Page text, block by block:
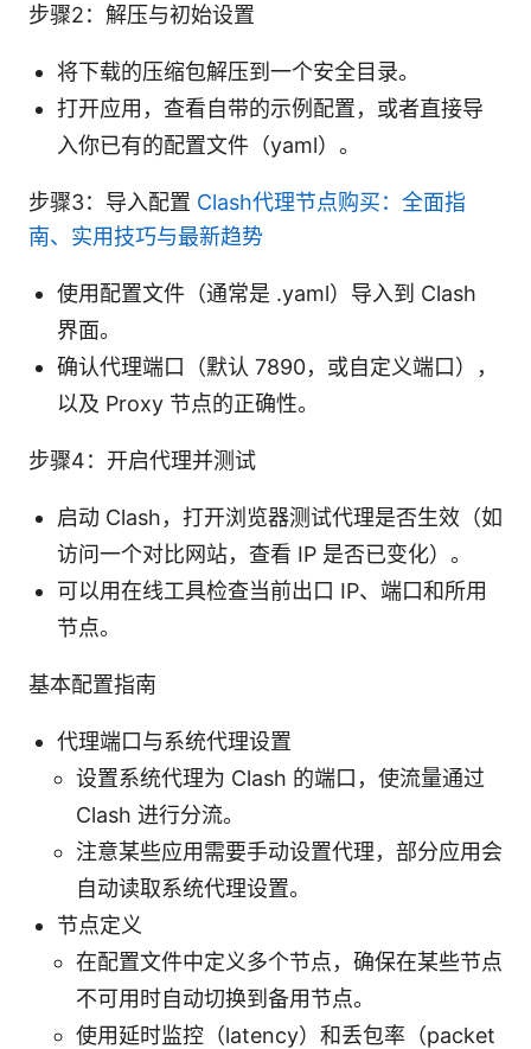
步骤2：解压与初始设置
将下载的压缩包解压到一个安全目录。
打开应用，查看自带的示例配置，或者直接导
入你已有的配置文件（yaml）。
步骤3：导入配置 Clash代理节点购买：全面指
南、实用技巧与最新趋势
使用配置文件（通常是 .yaml）导入到 Clash
界面。
确认代理端口（默认 7890，或自定义端口），
以及 Proxy 节点的正确性。
步骤4：开启代理并测试
启动 Clash，打开浏览器测试代理是否生效（如
访问一个对比网站，查看 IP 是否已变化）。
可以用在线工具检查当前出口 IP、端口和所用
节点。
基本配置指南
代理端口与系统代理设置
设置系统代理为 Clash 的端口，使流量通过
Clash 进行分流。
注意某些应用需要手动设置代理，部分应用会
自动读取系统代理设置。
节点定义
在配置文件中定义多个节点，确保在某些节点
不可用时自动切换到备用节点。
使用延时监控（latency）和丢包率（packet